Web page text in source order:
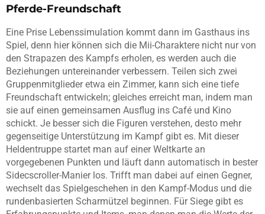
Pferde-Freundschaft
Eine Prise Lebenssimulation kommt dann im Gasthaus ins
Spiel, denn hier können sich die Mii-Charaktere nicht nur von
den Strapazen des Kampfs erholen, es werden auch die
Beziehungen untereinander verbessern. Teilen sich zwei
Gruppenmitglieder etwa ein Zimmer, kann sich eine tiefe
Freundschaft entwickeln; gleiches erreicht man, indem man
sie auf einen gemeinsamen Ausflug ins Café und Kino
schickt. Je besser sich die Figuren verstehen, desto mehr
gegenseitige Unterstützung im Kampf gibt es. Mit dieser
Heldentruppe startet man auf einer Weltkarte an
vorgegebenen Punkten und läuft dann automatisch in bester
Sidecscroller-Manier los. Trifft man dabei auf einen Gegner,
wechselt das Spielgeschehen in den Kampf-Modus und die
rundenbasierten Scharmützel beginnen. Für Siege gibt es